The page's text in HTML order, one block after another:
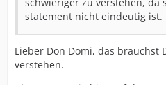
statement nicht eindeutig ist.
Lieber Don Domi, das brauchst
verstehen.